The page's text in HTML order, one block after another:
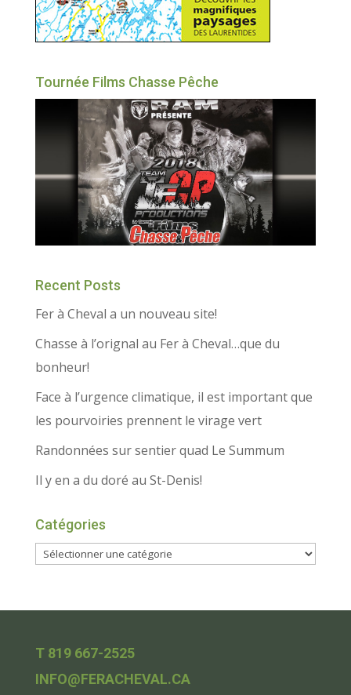
Tournée Films Chasse Pêche
Recent Posts
Fer à Cheval a un nouveau site!
Chasse à l’orignal au Fer à Cheval…que du
bonheur!
Face à l’urgence climatique, il est important que
les pourvoiries prennent le virage vert
Randonnées sur sentier quad Le Summum
Il y en a du doré au St-Denis!
Catégories
T 819 667-2525
INFO@FERACHEVAL.CA